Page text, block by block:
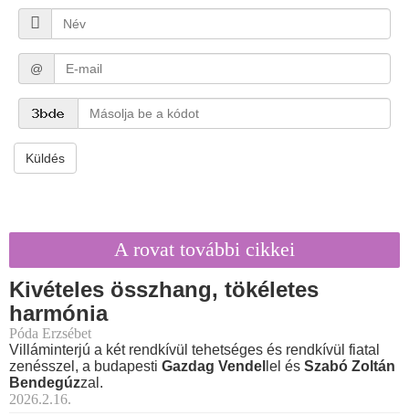
@
Küldés
A rovat további cikkei
Kivételes összhang, tökéletes
harmónia
Póda Erzsébet
Villáminterjú a két rendkívül tehetséges és rendkívül fiatal
zenésszel, a budapesti Gazdag Vendel lel és Szabó Zoltán
Bendegúzzal.
2026.2.16.